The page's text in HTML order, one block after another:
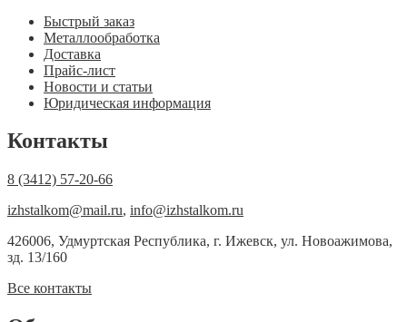
Быстрый заказ
Металлообработка
Доставка
Прайс-лист
Новости и статьи
Юридическая информация
Контакты
8 (3412) 57-20-66
izhstalkom@mail.ru, info@izhstalkom.ru
426006, Удмуртская Республика, г. Ижевск, ул. Новоажимова,
зд. 13/160
Все контакты